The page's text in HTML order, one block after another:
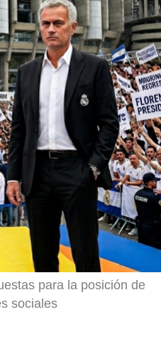
m
p
a
r
t
i
r
para la posición de
sociales